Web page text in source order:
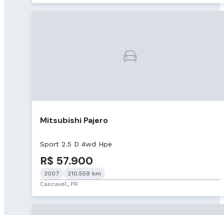
Mitsubishi Pajero
Sport 2.5 D 4wd Hpe
R$ 57.900
2007
210.559 km
Cascavel, PR